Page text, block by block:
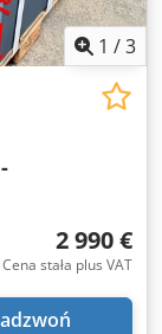
1 /3
2 990 €
Cena stała plus VAT